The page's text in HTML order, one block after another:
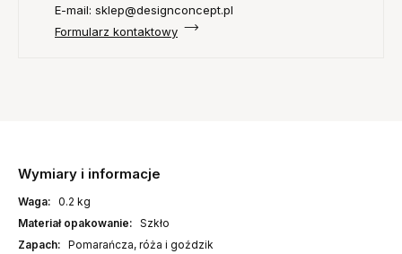
E-mail: sklep@designconcept.pl
Formularz kontaktowy
Wymiary i informacje
Waga: 0.2 kg
Materiał opakowanie: Szkło
Zapach: Pomarańcza, róża i goździk